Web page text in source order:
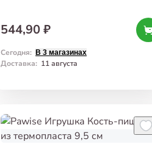
544,90 ₽
Сегодня: В 3 магазинах
Доставка: 11 августа